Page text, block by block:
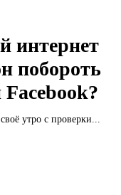
интернет
побороть
утро с проверки...